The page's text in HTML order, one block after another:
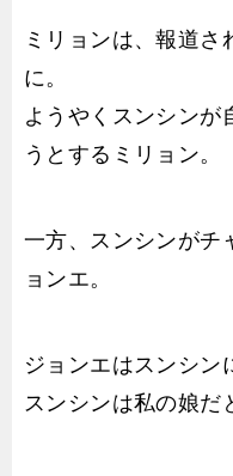
ミリョンは、報道さ
に。
ようやくスンシンが
うとするミリョン。
一方、スンシンがチ
ョンエ。
ジョンエはスンシン
スンシンは私の娘だ